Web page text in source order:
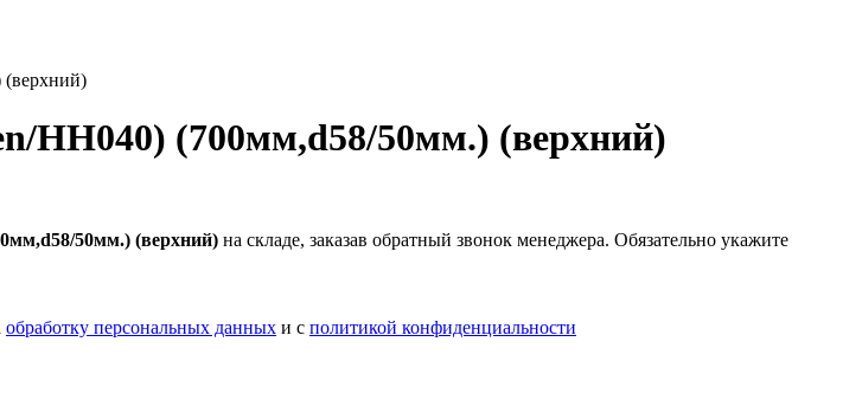
(верхний)
HH040) (700мм,d58/50мм.) (верхний)
50мм.) (верхний) на складе, заказав обратный звонок менеджера. Обязательно укажите
обработку персональных данных и с политикой конфиденциальности